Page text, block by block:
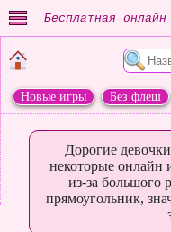
Бесплатная
Новые игры Без флеш
Дорогие
некоторые онлайн
из-за большого
прямоугольник,